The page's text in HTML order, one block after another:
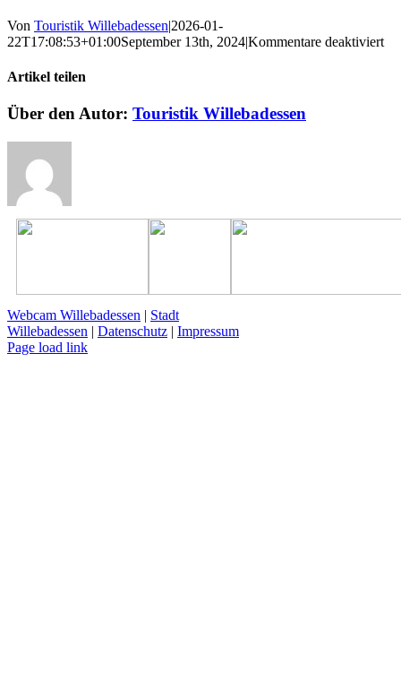
Von Touristik Willebadessen|2026-01-
22T17:08:53+01:00September 13th, 2024|Kommentare deaktiviertfür
Artikel teilen
Facebook
X
Reddit
LinkedIn
WhatsApp
Pinterest
Vk
E-
Über den Autor: Touristik Willebadessen
Webcam Willebadessen | Stadt
Willebadessen | Datenschutz | Impressum
Facebook
X
YouTube
Page load link